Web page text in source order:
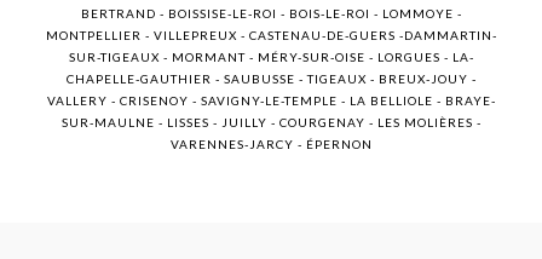
BERTRAND - BOISSISE-LE-ROI - BOIS-LE-ROI - LOMMOYE -
MONTPELLIER - VILLEPREUX - CASTENAU-DE-GUERS -DAMMARTIN-
SUR-TIGEAUX - MORMANT - MÉRY-SUR-OISE - LORGUES - LA-
CHAPELLE-GAUTHIER - SAUBUSSE - TIGEAUX - BREUX-JOUY -
VALLERY - CRISENOY - SAVIGNY-LE-TEMPLE - LA BELLIOLE - BRAYE-
SUR-MAULNE - LISSES - JUILLY - COURGENAY - LES MOLIÈRES -
VARENNES-JARCY - ÉPERNON